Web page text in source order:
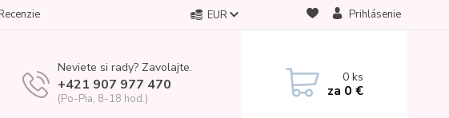
EUR Prihlásenie
Neviete si rady? Zavolajte.
+421 907 977 470
(Po-Pia, 8-18 hod.)
0ks
za 0 €